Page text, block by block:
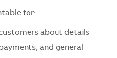
for:
about details
and general